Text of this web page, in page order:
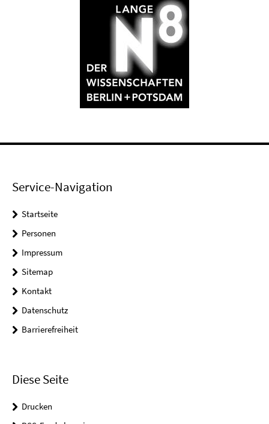
Service-Navigation
Startseite
Personen
Impressum
Sitemap
Kontakt
Datenschutz
Barrierefreiheit
Diese Seite
Drucken